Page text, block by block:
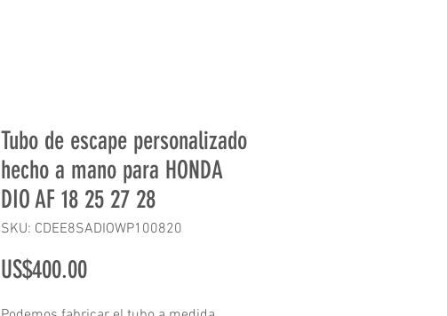
Tubo de escape personalizado
hecho a mano para HONDA
DIO AF 18 25 27 28
SKU: CDEE8SADIOWP100820
US$400.00Precio